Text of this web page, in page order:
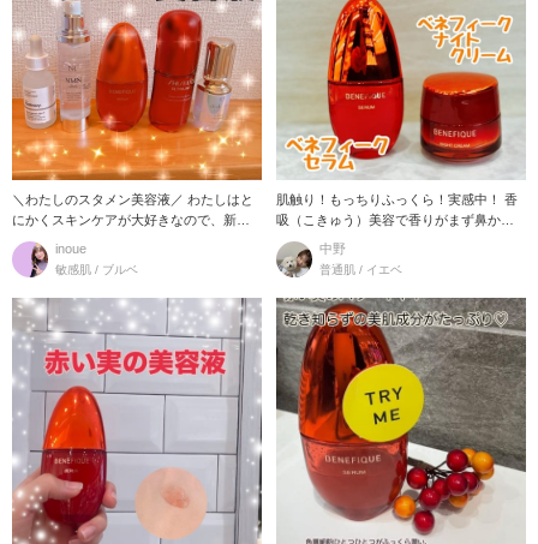
＼わたしのスタメン美容液／ わたしはと
にかくスキンケアが大好きなので、新商
品や人気の美容
inoue
敏感肌 / ブルベ
肌触り！もっちりふっくら！実感中！ 香
吸（こきゅう）美容で香りがまず鼻から
スッーと入りフ
中野
普通肌 / イエベ